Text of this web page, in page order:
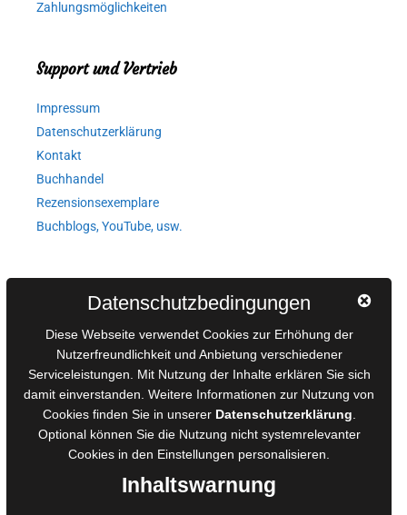
Zahlungsmöglichkeiten
Support und Vertrieb
Impressum
Datenschutzerklärung
Kontakt
Buchhandel
Rezensionsexemplare
Buchblogs, YouTube, usw.
AGB für Medienprojekte
Online-Artikel
Manuskripte einreichen
Ausschreibungen
Belegexemplare
Eigenbedarfsexemplare
Datenschutzbedingungen
Diese Webseite verwendet Cookies zur Erhöhung der
Nutzerfreundlichkeit und Anbietung verschiedener
Serviceleistungen. Mit Nutzung der Inhalte erklären Sie sich
damit einverstanden. Weitere Informationen zur Nutzung von
Cookies finden Sie in unserer Datenschutzerklärung
Optional können Sie die Nutzung nicht systemrelevanter
Cookies in den Einstellungen personalisieren.
Inhaltswarnung